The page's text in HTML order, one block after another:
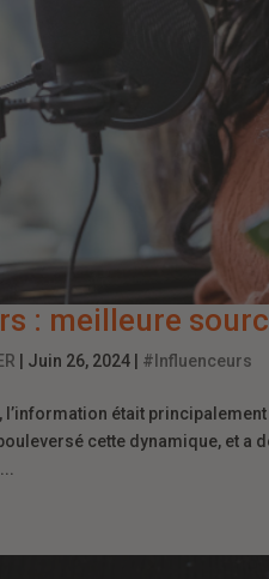
: meilleure
Juin 26, 2024 #Influenceurs
était
cette dynamique, et a